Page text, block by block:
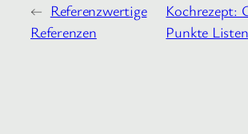
← Referenzwertige
Referenzen
Kochrezept:
Punkte Listen